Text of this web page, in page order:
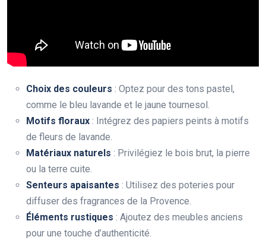
Choix des couleurs : Optez pour des tons pastel,
comme le bleu lavande et le jaune tournesol.
Motifs floraux : Intégrez des papiers peints à motifs
de fleurs de lavande.
Matériaux naturels : Privilégiez le bois brut, la pierre
ou la terre cuite.
Senteurs apaisantes : Utilisez des poteries pour
diffuser des fragrances de la Provence.
Éléments rustiques : Ajoutez des meubles anciens
pour une touche d’authenticité.